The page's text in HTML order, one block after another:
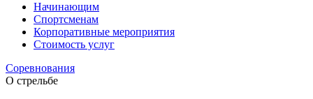
Начинающим
Спортсменам
Корпоративные мероприятия
Стоимость услуг
Соревнования
О стрельбе